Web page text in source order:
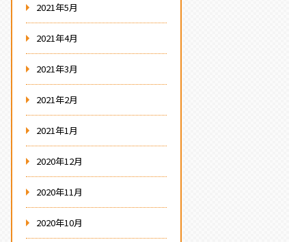
2021年5月
2021年4月
2021年3月
2021年2月
2021年1月
2020年12月
2020年11月
2020年10月